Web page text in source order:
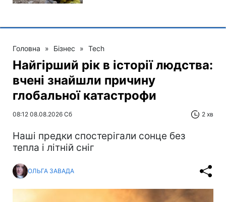
Головна » Бізнес » Tech
Найгірший рік в історії людства:
вчені знайшли причину
глобальної катастрофи
08:12 08.08.2026 Сб 2 хв
Наші предки спостерігали сонце без
тепла і літній сніг
ОЛЬГА ЗАВАДА